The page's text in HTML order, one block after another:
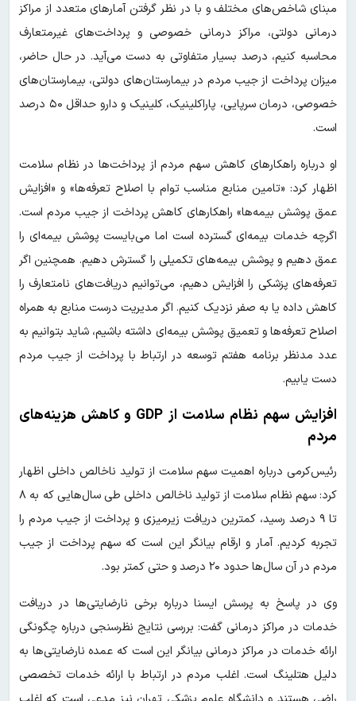
مبنای شاخص‌های مختلف و با در نظر گرفتن آمارهای متعدد از مراکز
درمانی دولتی، مراکز درمانی خصوصی و پرداخت‌های غیرمتعارف
محاسبه کنیم، درصد بسیار متفاوتی به دست می‌آید. در حال حاضر،
میزان پرداخت از جیب مردم در بیمارستان‌های دولتی، بیمارستان‌های
خصوصی، درمان سرپایی، پاراکلینیک، کلینیک و دارو حداقل ۵۰ درصد
است.
او درباره راهکارهای کاهش سهم مردم از پرداخت‌ها در نظام سلامت
اظهار کرد: «تامین منابع مناسب توام با اصلاح تعرفه‌ها» و «افزایش
عمق پوشش بیمه‌ها» راهکارهای کاهش پرداخت از جیب مردم است.
اگرچه خدمات بیمه‌ای گسترده است اما می‌بایست پوشش بیمه‌ای را
عمق دهیم و پوشش بیمه‌های تکمیلی را گسترش دهیم. همچنین اگر
تعرفه‌های پزشکی را افزایش دهیم، می‌توانیم دریافت‌های نامتعارف را
کاهش داده یا به صفر نزدیک کنیم. اگر مدیریت درست منابع به همراه
اصلاح تعرفه‌ها و تعمیق پوشش بیمه‌ای داشته باشیم، شاید بتوانیم به
عدد مدنظر برنامه هفتم توسعه در ارتباط با پرداخت از جیب مردم
دست یابیم.
افزایش سهم نظام سلامت از GDP و کاهش هزینه‌های
مردم
رئیس‌کرمی درباره اهمیت سهم سلامت از تولید ناخالص داخلی اظهار
کرد: سهم نظام سلامت از تولید ناخالص داخلی طی سال‌هایی که به ۸
تا ۹ درصد رسید، کمترین دریافت زیرمیزی و پرداخت از جیب مردم را
تجربه کردیم. آمار و ارقام بیانگر این است که سهم پرداخت از جیب
مردم در آن سال‌ها حدود ۲۰ درصد و حتی کمتر بود.
وی در پاسخ به پرسش ایسنا درباره برخی نارضایتی‌ها در دریافت
خدمات در مراکز درمانی گفت: بررسی نتایج نظرسنجی درباره چگونگی
ارائه خدمات در مراکز درمانی بیانگر این است که عمده نارضایتی‌ها به
دلیل هتلینگ است. اغلب مردم در ارتباط با ارائه خدمات تخصصی